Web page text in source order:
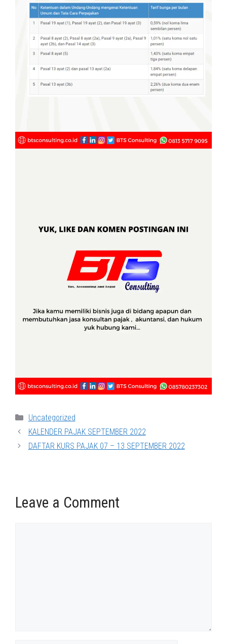
Categories
Uncategorized
KALENDER PAJAK SEPTEMBER 2022
DAFTAR KURS PAJAK 07 – 13 SEPTEMBER 2022
Leave a Comment